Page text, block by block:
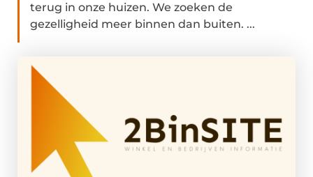
terug in onze huizen. We zoeken de
gezelligheid meer binnen dan buiten. ...